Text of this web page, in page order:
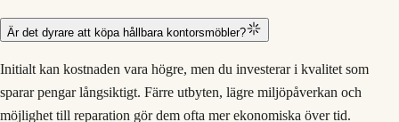
Är det dyrare att köpa hållbara kontorsmöbler?
Initialt kan kostnaden vara högre, men du investerar i kvalitet som
sparar pengar långsiktigt. Färre utbyten, lägre miljöpåverkan och
möjlighet till reparation gör dem ofta mer ekonomiska över tid.